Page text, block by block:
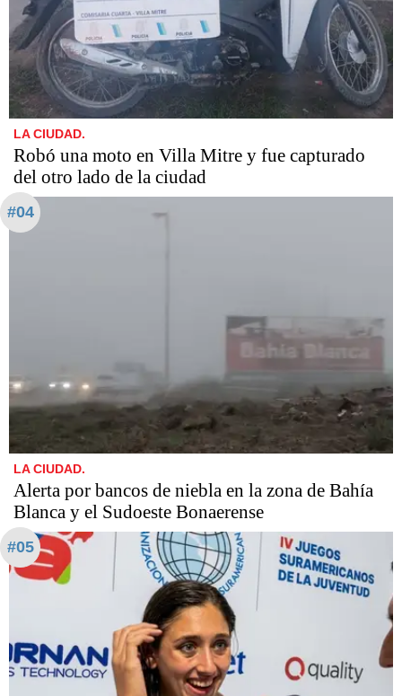
LA CIUDAD.
Robó una moto en Villa Mitre y fue capturado
del otro lado de la ciudad
#04
LA CIUDAD.
Alerta por bancos de niebla en la zona de Bahía
Blanca y el Sudoeste Bonaerense
#05